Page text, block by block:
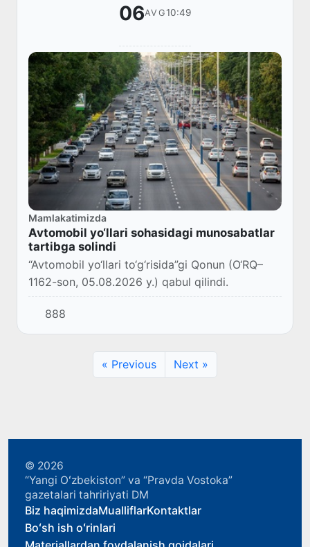
06AVG10:49
Mamlakatimizda
Avtomobil yo‘llari sohasidagi munosabatlar
tartibga solindi
“Avtomobil yo‘llari to‘g‘risida”gi Qonun (O‘RQ–
1162-son, 05.08.2026 y.) qabul qilindi.
888
« Previous Next »
© 2026
“Yangi Oʻzbekiston” va “Pravda Vostoka”
gazetalari tahririyati DM
Biz haqimizdaMualliflarKontaktlar
Boʻsh ish oʻrinlari